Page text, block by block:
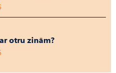
otru zinām?